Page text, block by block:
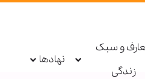
و سبک
زندگی
نهادها